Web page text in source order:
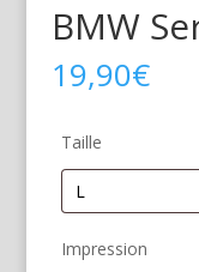
BMW
19,90€
Taille
Impression